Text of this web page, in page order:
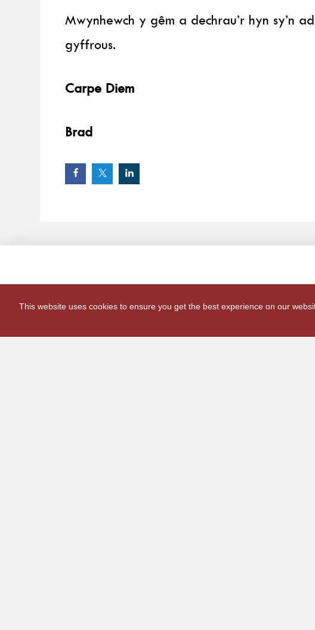
This website uses cookies to ensure you get the best experience on our
Mwynhewch y gêm a dechrau’r hyn sy’n
gyffrous.
Carpe Diem
Brad